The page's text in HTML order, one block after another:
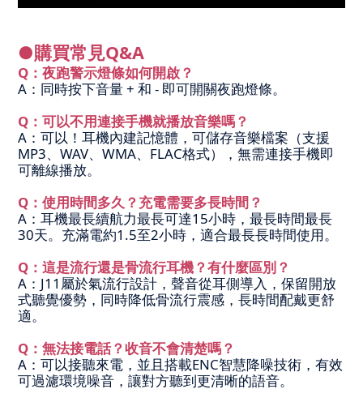
●購買常見Q&A
Q：夜跑警示燈條如何開啟？
A：同時按下音量 + 和 - 即可開關夜跑燈條。
Q：可以不用連接手機就播放音樂嗎？
A：可以！耳機內建記憶體，可儲存音樂檔案（支援
MP3、WAV、WMA、FLAC格式），無需連接手機即
可離線播放。
Q：使用時間多久？充電需要多長時間？
A：耳機最長續航力最長可達15小時，最長時間最長
30天。充滿電約1.5至2小時，適合最長長時間使用。
Q：這是流行還是骨流行耳機？有什麼區別？
A：J11屬於氣流行設計，聲音從耳側導入，保留開放
式聽覺優勢，同時降低骨流行震感，長時間配戴更舒
適。
Q：無法接電話？收音不會清楚嗎？
A：可以接聽來電，並且搭載ENC智慧降噪技術，有效
可過濾環境噪音，讓對方聽到更清晰的語音。